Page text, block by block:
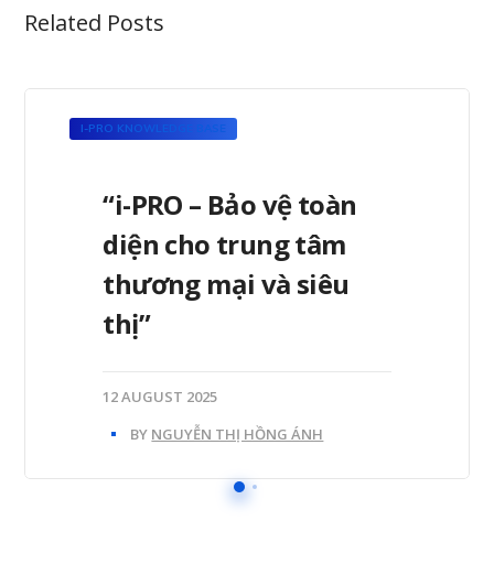
Related Posts
I-PRO KNOWLEDGE BASE
“i-PRO – Bảo vệ toàn
diện cho trung tâm
thương mại và siêu
thị”
12 AUGUST 2025
BY NGUYỄN THỊ HỒNG ÁNH